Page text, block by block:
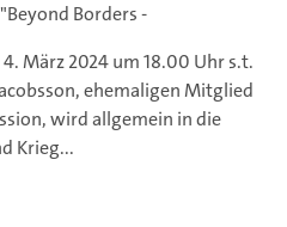
Borders -
März 2024 um 18.00 Uhr s.t.
ehemaligen Mitglied
wird allgemein in die
Krieg...